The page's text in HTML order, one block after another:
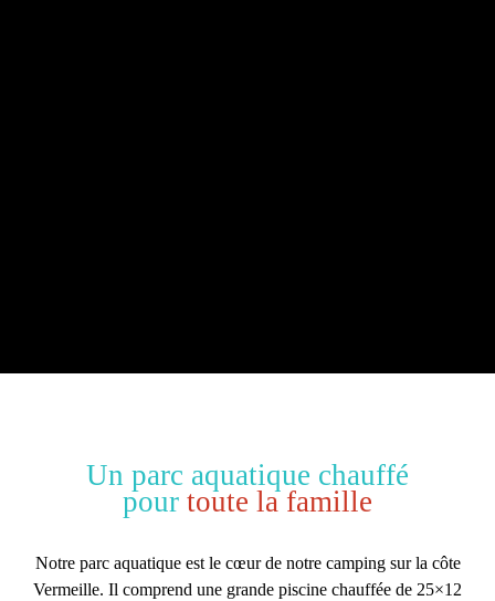
Un parc aquatique chauffé
pour toute la famille
Notre parc aquatiqueest le cœur de notre camping sur la côte
Vermeille. Il comprend une grande piscine chauffée de 25×12